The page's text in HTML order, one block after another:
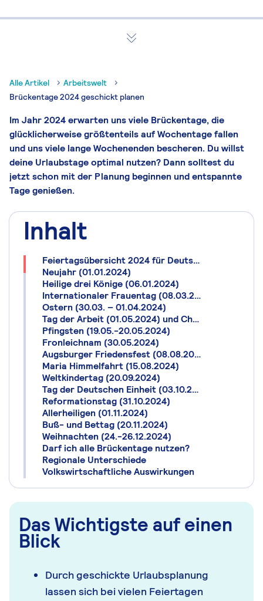
Alle Artikel
Arbeitswelt
Brückentage 2024 geschickt planen
Im Jahr 2024 erwarten uns viele Brückentage, die
glücklicherweise größtenteils auf Wochentage fallen
und uns viele lange Wochenenden bescheren. Du willst
deine Urlaubstage optimal nutzen? Dann solltest du
jetzt schon mit der Planung beginnen und entspannte
Tage genießen.
Inhalt
Feiertagsübersicht 2024 für Deutschland
Neujahr (01.01.2024)
Heilige drei Könige (06.01.2024)
Internationaler Frauentag (08.03.2024)
Ostern (30.03. – 01.04.2024)
Tag der Arbeit (01.05.2024) und Christi Himmelfahrt (09.05.2024)
Pfingsten (19.05.-20.05.2024)
Fronleichnam (30.05.2024)
Augsburger Friedensfest (08.08.2024)
Maria Himmelfahrt (15.08.2024)
Weltkindertag (20.09.2024)
Tag der Deutschen Einheit (03.10.2024)
Reformationstag (31.10.2024)
Allerheiligen (01.11.2024)
Buß- und Bettag (20.11.2024)
Weihnachten (24.-26.12.2024)
Darf ich alle Brückentage nutzen?
Regionale Unterschiede
Volkswirtschaftliche Auswirkungen
Das Wichtigste auf einen
Blick
Durch geschickte Urlaubsplanung
lassen sich bei vielen Feiertagen